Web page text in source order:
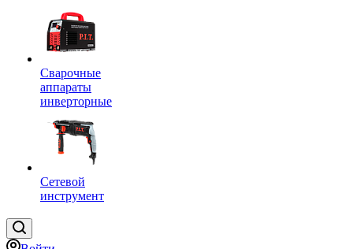
Сварочные
аппараты
инверторные
Сетевой
инструмент